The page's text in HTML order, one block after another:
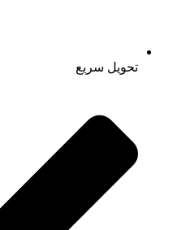
تحویل سریع